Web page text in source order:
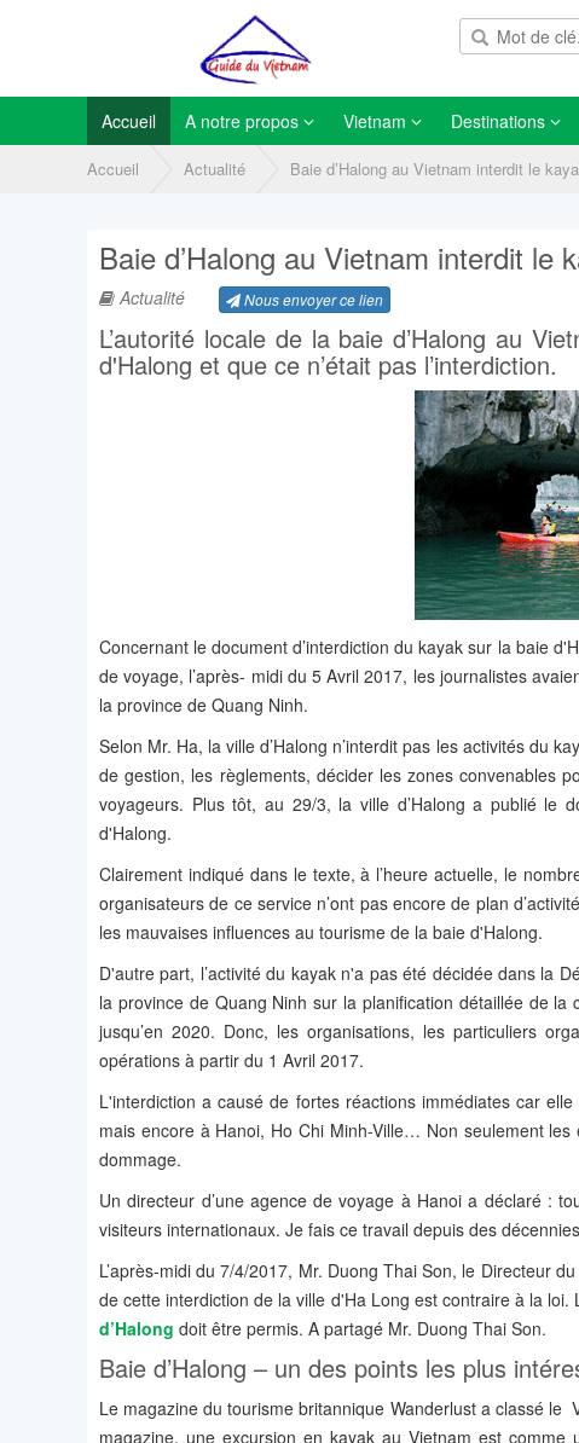
Accueil A notre propos Vietnam Destinations
Accueil Actualité Baie d’Halong au Vietnam interdit le
Baie d’Halong au Vietnam interdit le
Actualité Nous envoyer ce lien
L’autorité locale de la baie d’Halong au
d'Halong et que ce n’était pas l’interdiction.
Concernant le document d’interdiction du kayak sur la baie
de voyage, l’après- midi du 5 Avril 2017, les journalistes
la province de Quang Ninh.
Selon Mr. Ha, la ville d’Halong n’interdit pas les activités du
de gestion, les règlements, décider les zones convenables
voyageurs. Plus tôt, au 29/3, la ville d’Halong a publié le
d'Halong.
Clairement indiqué dans le texte, à l’heure actuelle, le
organisateurs de ce service n’ont pas encore de plan
les mauvaises influences au tourisme de la baie d'Halong.
D'autre part, l’activité du kayak n'a pas été décidée dans la
la province de Quang Ninh sur la planification détaillée de
jusqu’en 2020. Donc, les organisations, les particuliers
opérations à partir du 1 Avril 2017.
L'interdiction a causé de fortes réactions immédiates car
mais encore à Hanoi, Ho Chi Minh-Ville… Non seulement
dommage.
Un directeur d’une agence de voyage à Hanoi a déclaré :
visiteurs internationaux. Je fais ce travail depuis des
L’après-midi du 7/4/2017, Mr. Duong Thai Son, le Directeur
de cette interdiction de la ville d'Ha Long est contraire à la
d’Halong doit être permis. A partagé Mr. Duong Thai Son.
Baie d’Halong – un des points les plus
Le magazine du tourisme britannique Wanderlust a classé
magazine, une excursion en kayak au Vietnam est